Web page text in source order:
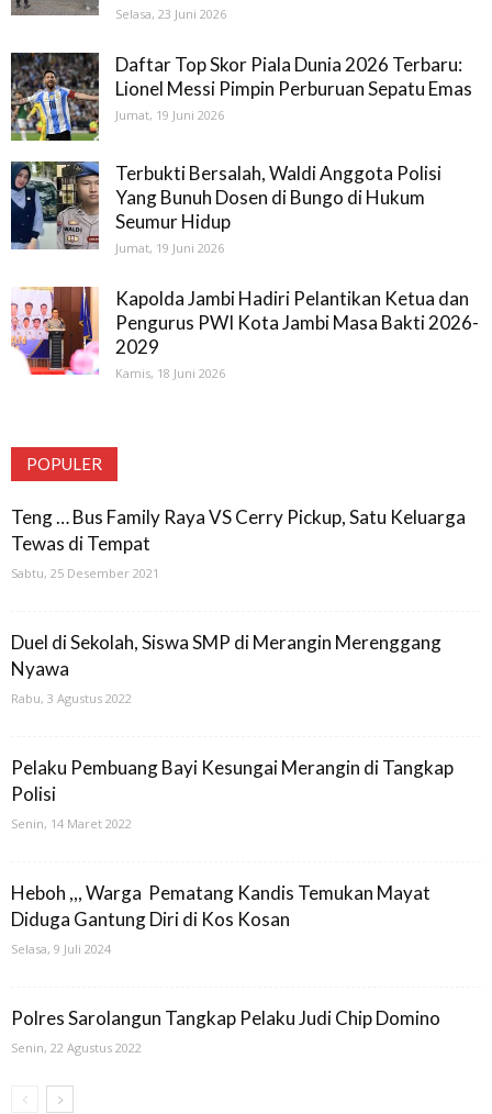
Selasa, 23 Juni 2026
Daftar Top Skor Piala Dunia 2026 Terbaru:
Lionel Messi Pimpin Perburuan Sepatu Emas
Jumat, 19 Juni 2026
Terbukti Bersalah, Waldi Anggota Polisi
Yang Bunuh Dosen di Bungo di Hukum
Seumur Hidup
Jumat, 19 Juni 2026
Kapolda Jambi Hadiri Pelantikan Ketua dan
Pengurus PWI Kota Jambi Masa Bakti 2026-
2029
Kamis, 18 Juni 2026
POPULER
Teng … Bus Family Raya VS Cerry Pickup, Satu Keluarga
Tewas di Tempat
Sabtu, 25 Desember 2021
Duel di Sekolah, Siswa SMP di Merangin Merenggang
Nyawa
Rabu, 3 Agustus 2022
Pelaku Pembuang Bayi Kesungai Merangin di Tangkap
Polisi
Senin, 14 Maret 2022
Heboh ,,, Warga Pematang Kandis Temukan Mayat
Diduga Gantung Diri di Kos Kosan
Selasa, 9 Juli 2024
Polres Sarolangun Tangkap Pelaku Judi Chip Domino
Senin, 22 Agustus 2022